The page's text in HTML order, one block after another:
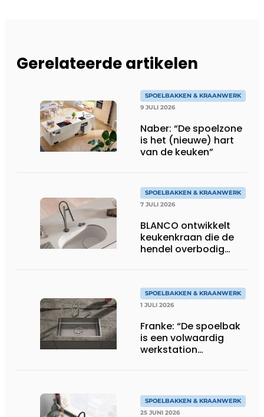
Gerelateerde artikelen
SPOELBAKKEN & KRAANWERK
9 JULI 2026
Naber: “De spoelzone
is het (nieuwe) hart
van de keuken”
SPOELBAKKEN & KRAANWERK
7 JULI 2026
BLANCO ontwikkelt
keukenkraan die de
hendel overbodig
SPOELBAKKEN & KRAANWERK
1 JULI 2026
Franke: “De spoelbak
is een volwaardig
werkstation
SPOELBAKKEN & KRAANWERK
25 JUNI 2026